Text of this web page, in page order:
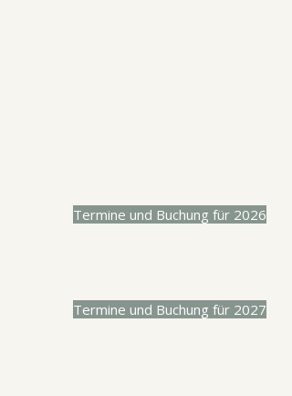
Termine und Buchung für 2026
Termine und Buchung für 2027